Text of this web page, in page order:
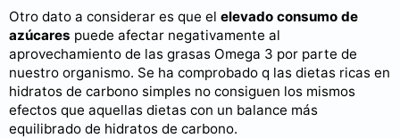
Otro dato a considerar es que el elevado consumo de
azúcares puede afectar negativamente al
aprovechamiento de las grasas Omega 3 por parte de
nuestro organismo. Se ha comprobado q las dietas ricas en
hidratos de carbono simples no consiguen los mismos
efectos que aquellas dietas con un balance más
equilibrado de hidratos de carbono.